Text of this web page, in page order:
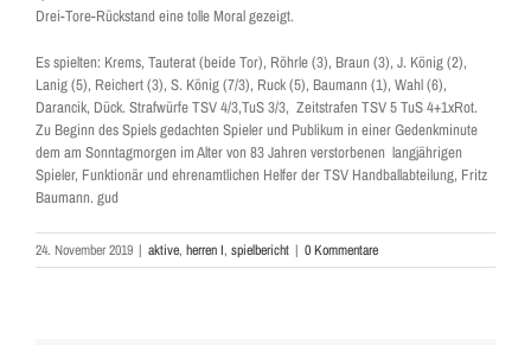
Drei-Tore-Rückstand eine tolle Moral gezeigt.
Es spielten: Krems, Tauterat (beide Tor), Röhrle (3), Braun (3), J. König (2),
Lanig (5), Reichert (3), S. König (7/3), Ruck (5), Baumann (1), Wahl (6),
Darancik, Dück. Strafwürfe TSV 4/3,TuS 3/3, Zeitstrafen TSV 5 TuS 4+1xRot.
Zu Beginn des Spiels gedachten Spieler und Publikum in einer Gedenkminute
dem am Sonntagmorgen im Alter von 83 Jahren verstorbenen langjährigen
Spieler, Funktionär und ehrenamtlichen Helfer der TSV Handballabteilung, Fritz
Baumann. gud
24. November 2019 | aktive, herren I, spielbericht | 0 Kommentare